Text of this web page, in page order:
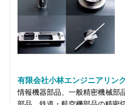
有限会社小林エンジニアリン
情報機器部品、一般精密機械部